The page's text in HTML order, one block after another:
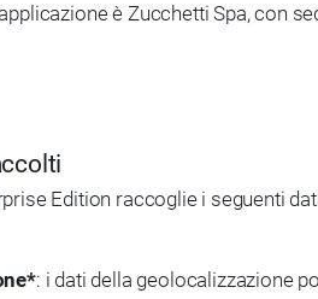
è Zucchetti Spa, con
Edition raccoglie i seguenti
: i dati della geolocalizzazione